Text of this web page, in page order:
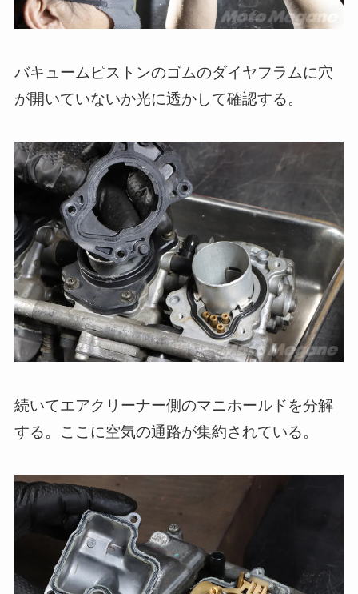
バキュームピストンのゴムのダイヤフラムに穴
が開いていないか光に透かして確認する。
続いてエアクリーナー側のマニホールドを分解
する。ここに空気の通路が集約されている。